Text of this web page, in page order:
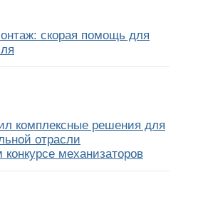
скорая помощь для
комплексные решения для
отрасли
механизаторов